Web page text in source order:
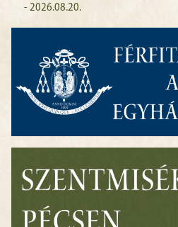
- 2026.08.20.